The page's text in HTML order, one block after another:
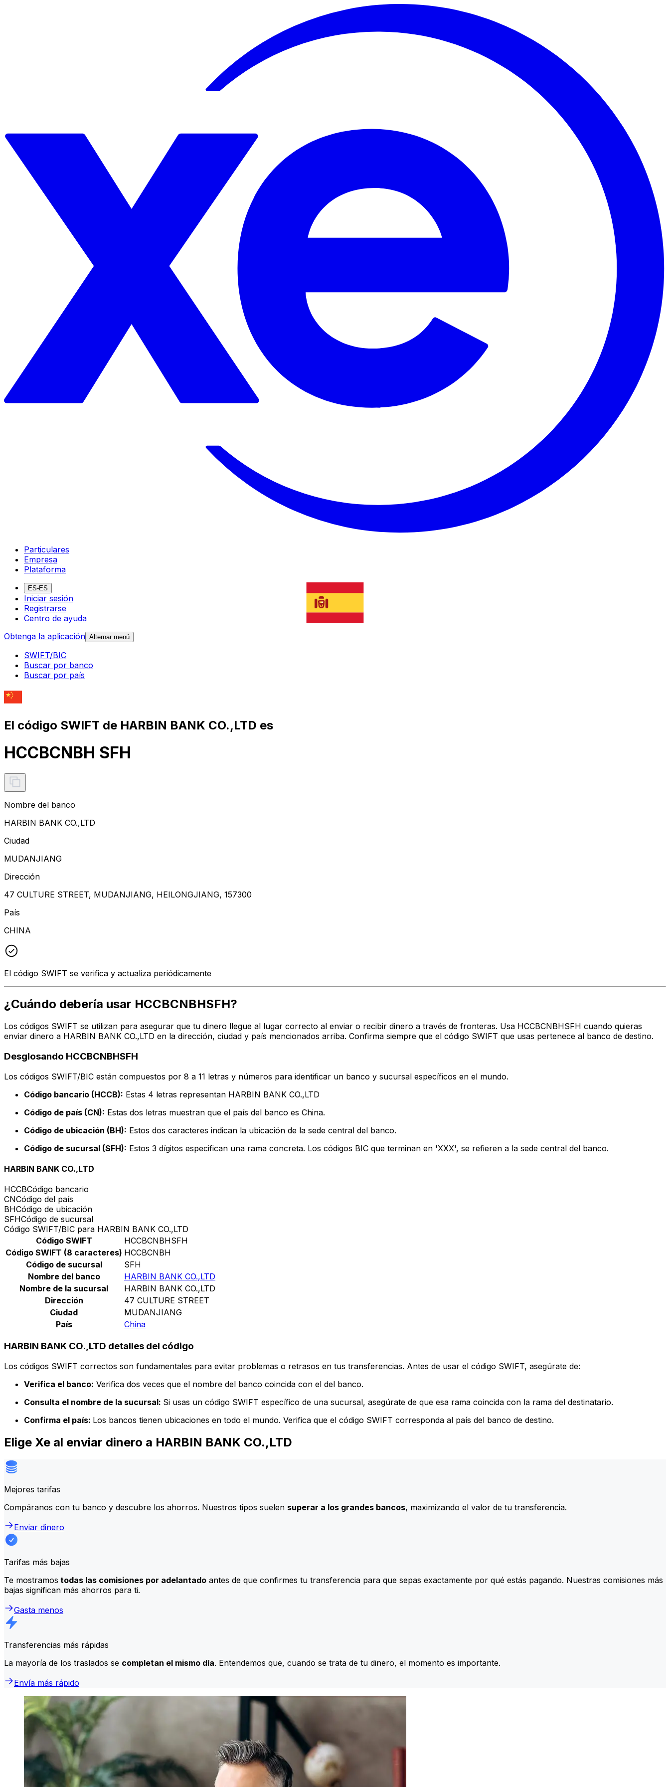
Particulares
Empresa
Plataforma
ES-ES
Iniciar sesión
Registrarse
Centro de ayuda
Obtenga la aplicación Alternar menú
SWIFT/BIC
Buscar por banco
Buscar por país
El código SWIFT de HARBIN BANK CO.,LTD es
HCCBCNBH SFH
Nombre del banco
HARBIN BANK CO.,LTD
Ciudad
MUDANJIANG
Dirección
47 CULTURE STREET, MUDANJIANG, HEILONGJIANG, 157300
País
CHINA
El código SWIFT se verifica y actualiza periódicamente
¿Cuándo debería usar HCCBCNBHSFH?
Los códigos SWIFT se utilizan para asegurar que tu dinero llegue al lugar correcto al enviar o recibir dinero a través de fronteras. Usa HCCBCNBHSFH cuando quieras
enviar dinero a HARBIN BANK CO.,LTD en la dirección, ciudad y país mencionados arriba. Confirma siempre que el código SWIFT que usas pertenece al banco de destino.
Desglosando HCCBCNBHSFH
Los códigos SWIFT/BIC están compuestos por 8 a 11 letras y números para identificar un banco y sucursal específicos en el mundo.
Código bancario (HCCB): Estas 4 letras representan HARBIN BANK CO.,LTD
Código de país (CN): Estas dos letras muestran que el país del banco es China.
Código de ubicación (BH): Estos dos caracteres indican la ubicación de la sede central del banco.
Código de sucursal (SFH): Estos 3 dígitos especifican una rama concreta. Los códigos BIC que terminan en 'XXX', se refieren a la sede central del banco.
HARBIN BANK CO.,LTD
HCCBCódigo bancario
CNCódigo del país
BHCódigo de ubicación
SFHCódigo de sucursal
Código SWIFT/BIC para HARBIN BANK CO.,LTD
Código SWIFT
HCCBCNBHSFH
Código SWIFT (8 caracteres) HCCBCNBH
Código de sucursal
SFH
Nombre del banco
HARBIN BANK CO.,LTD
Nombre de la sucursal
HARBIN BANK CO.,LTD
Dirección
47 CULTURE STREET
Ciudad
MUDANJIANG
País
China
HARBIN BANK CO.,LTD detalles del código
Los códigos SWIFT correctos son fundamentales para evitar problemas o retrasos en tus transferencias. Antes de usar el código SWIFT, asegúrate de:
Verifica el banco: Verifica dos veces que el nombre del banco coincida con el del banco.
Consulta el nombre de la sucursal: Si usas un código SWIFT específico de una sucursal, asegúrate de que esa rama coincida con la rama del destinatario.
Confirma el país: Los bancos tienen ubicaciones en todo el mundo. Verifica que el código SWIFT corresponda al país del banco de destino.
Elige Xe al enviar dinero a HARBIN BANK CO.,LTD
Mejores tarifas
Compáranos con tu banco y descubre los ahorros. Nuestros tipos suelen superar a los grandes bancos, maximizando el valor de tu transferencia.
Enviar dinero
Tarifas más bajas
Te mostramos todas las comisiones por adelantado antes de que confirmes tu transferencia para que sepas exactamente por qué estás pagando. Nuestras comisiones más
bajas significan más ahorros para ti.
Gasta menos
Transferencias más rápidas
La mayoría de los traslados se completan el mismo día. Entendemos que, cuando se trata de tu dinero, el momento es importante.
Envía más rápido